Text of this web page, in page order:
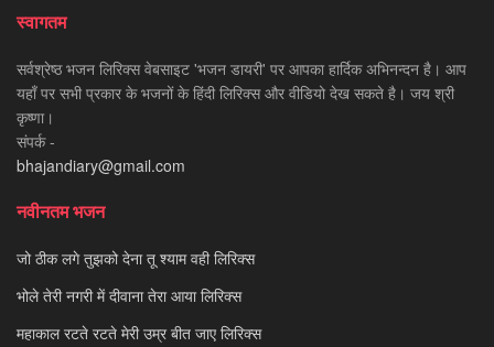
स्वागतम
सर्वश्रेष्ठ भजन लिरिक्स वेबसाइट 'भजन डायरी' पर आपका हार्दिक अभिनन्दन है। आप
यहाँ पर सभी प्रकार के भजनों के हिंदी लिरिक्स और वीडियो देख सकते है। जय श्री
कृष्णा।
संपर्क -
bhajandiary@gmail.com
नवीनतम भजन
जो ठीक लगे तुझको देना तू श्याम वही लिरिक्स
भोले तेरी नगरी में दीवाना तेरा आया लिरिक्स
महाकाल रटते रटते मेरी उम्र बीत जाए लिरिक्स